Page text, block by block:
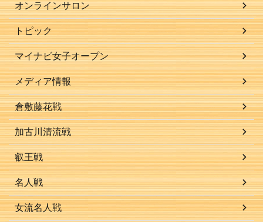
オンラインサロン
トピック
マイナビ女子オープン
メディア情報
倉敷藤花戦
加古川清流戦
叡王戦
名人戦
女流名人戦